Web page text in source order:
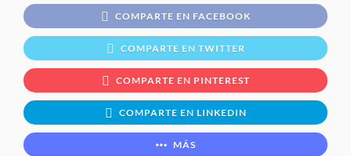
COMPARTE EN FACEBOOK
COMPARTE EN TWITTER
COMPARTE EN PINTEREST
COMPARTE EN LINKEDIN
MÁS